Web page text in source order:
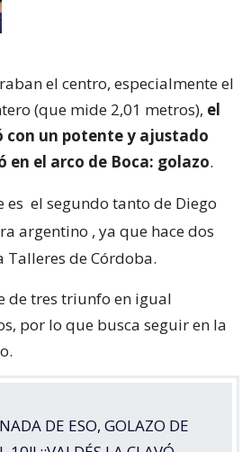
el centro, especialmente el
(que mide 2,01 metros), el
con un potente y ajustado
en el arco de Boca: golazo.
es el segundo tanto de Diego
argentino , ya que hace dos
Talleres de Córdoba.
de tres triunfo en igual
por lo que busca seguir en la
DE ESO, GOLAZO DE